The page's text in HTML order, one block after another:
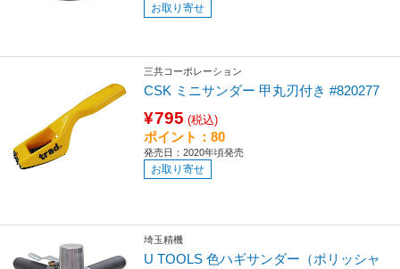
お取り寄せ
三共コーポレーション
CSK ミニサンダー 甲丸刃付き #820277
¥795 (税込)
ポイント：80
発売日：2020年頃発売
お取り寄せ
埼玉精機
U TOOLS 色ハギサンダー（ポリッシャ